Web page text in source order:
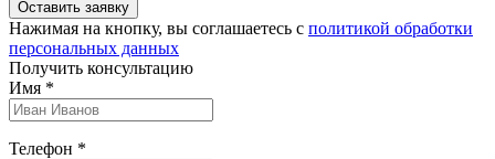
Нажимая на кнопку, вы соглашаетесь c политикой обработки
персональных данных
Получить консультацию
Имя *
Телефон *